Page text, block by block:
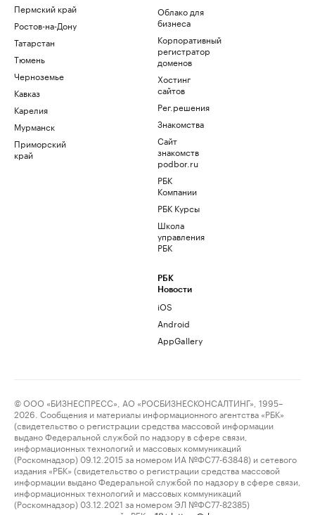
Пермский край
Ростов-на-Дону
Татарстан
Тюмень
Черноземье
Кавказ
Карелия
Мурманск
Приморский
край
Облако для
бизнеса
Корпоративный
регистратор
доменов
Хостинг
сайтов
Рег.решения
Знакомства
Сайт
знакомств
podbor.ru
РБК
Компании
РБК Курсы
Школа
управления
РБК
РБК
Новости
iOS
Android
AppGallery
© ООО «БИЗНЕСПРЕСС», АО «РОСБИЗНЕСКОНСАЛТИНГ», 1995–
2026. Сообщения и материалы информационного агентства «РБК»
(свидетельство о регистрации средства массовой информации
выдано Федеральной службой по надзору в сфере связи,
информационных технологий и массовых коммуникаций
(Роскомнадзор) 09.12.2015 за номером ИА №ФС77-63848) и сетевого
издания «РБК» (свидетельство о регистрации средства массовой
информации выдано Федеральной службой по надзору в сфере связи,
информационных технологий и массовых коммуникаций
(Роскомнадзор) 03.12.2021 за номером ЭЛ №ФС77-82385)